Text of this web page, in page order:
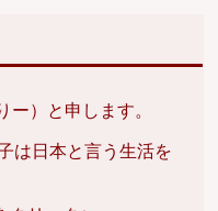
ー）と申します。
日本と言う生活を